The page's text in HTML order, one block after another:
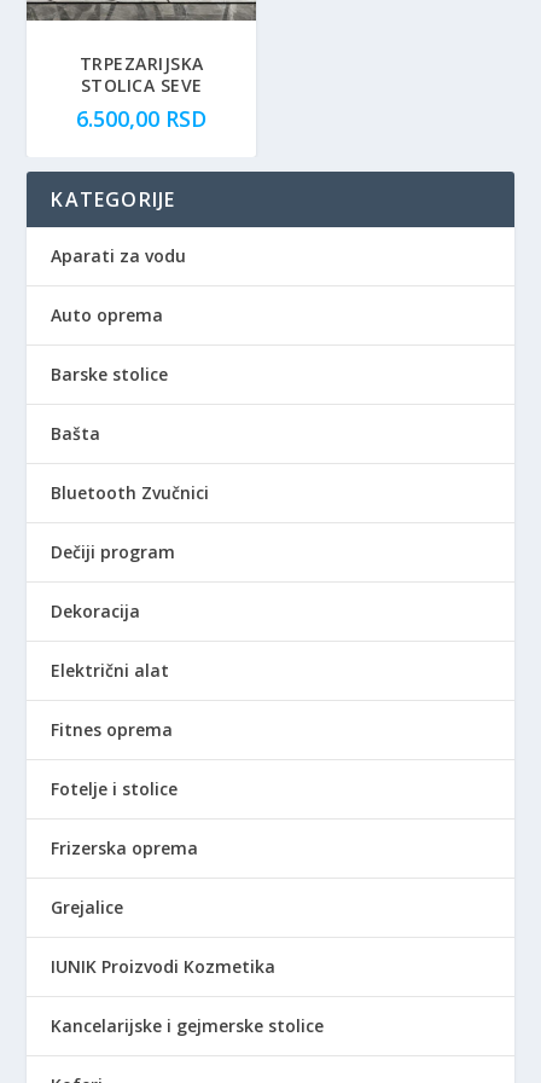
TRPEZARIJSKA
STOLICA SEVE
6.500,00 RSD
KATEGORIJE
Aparati za vodu
Auto oprema
Barske stolice
Bašta
Bluetooth Zvučnici
Dečiji program
Dekoracija
Električni alat
Fitnes oprema
Fotelje i stolice
Frizerska oprema
Grejalice
IUNIK Proizvodi Kozmetika
Kancelarijske i gejmerske stolice